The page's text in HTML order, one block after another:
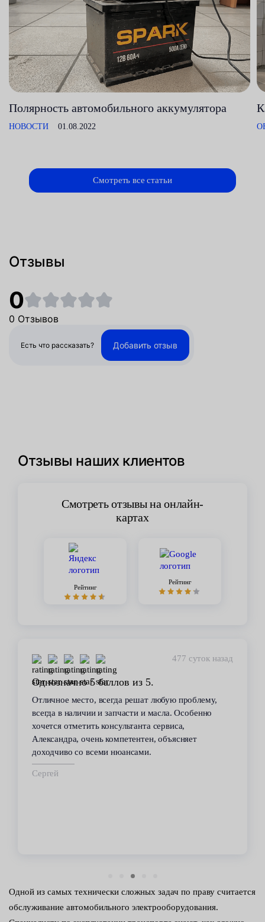
Полярность автомобильного аккумулятора
НОВОСТИ 01.08.2022
Смотреть все статьи
Отзывы
0
0 Отзывов
Есть что рассказать? Добавить отзыв
Отзывы наших клиентов
Смотреть отзывы на онлайн-
картах
Рейтинг
Рейтинг
449 суток назад
Стабильное качество
В течение 6 лет пользуюсь услугами данного
сервиса. Высокий профессионализм персонала
всегда помогал решить возникающие с
автомобилем проблемы. Все работы по
техобслуживанию проводились качественно и в
срок.
Одной из самых технически сложных задач по праву считается
обслуживание автомобильного электрооборудования.